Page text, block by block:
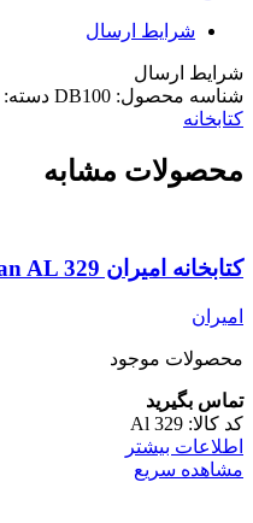
شرایط ارسال
شرایط ارسال
شناسه محصول: DB100 دسته:
کتابخانه
محصولات مشابه
کتابخانه امیران Amiran AL 329
امیران
محصولات موجود
تماس بگیرید
کد کالا: Al 329
اطلاعات بیشتر
مشاهده سریع